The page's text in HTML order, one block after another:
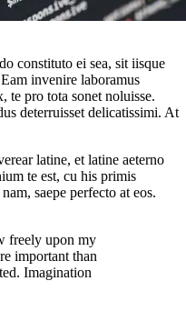
constituto ei sea, sit iisque
invenire laboramus
te pro tota sonet noluisse.
deterruisset delicatissimi. At
latine, et latine aeterno
te est, cu his primis
saepe perfecto at eos.
freely upon my
important than
Imagination